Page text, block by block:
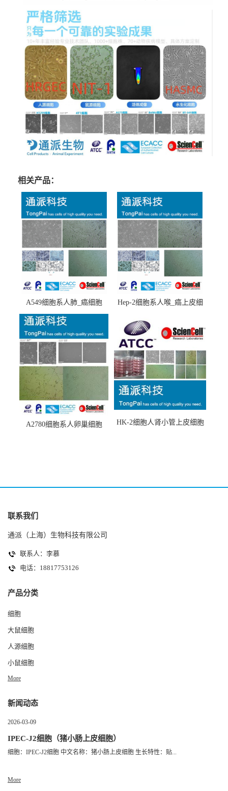
相关产品：
A549细胞系人肺_癌细胞
(A549细胞)
Hep-2细胞系人喉_癌上皮细
A2780细胞系人卵巢细胞
HK-2细胞人肾小管上皮细胞
联系我们
通派（上海）生物科技有限公司
联系人：李慕
电话：18817753126
产品分类
细胞
大鼠细胞
人源细胞
小鼠细胞
More
新闻动态
2026-03-09
IPEC-J2细胞（猪小肠上皮细胞）
细胞：IPEC-J2细胞 中文名称：猪小肠上皮细胞 生长特性：贴...
More